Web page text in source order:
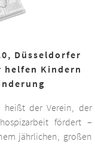
Düsseldorfer
Kindern
heißt der Verein, der
fördert –
jährlichen, großen